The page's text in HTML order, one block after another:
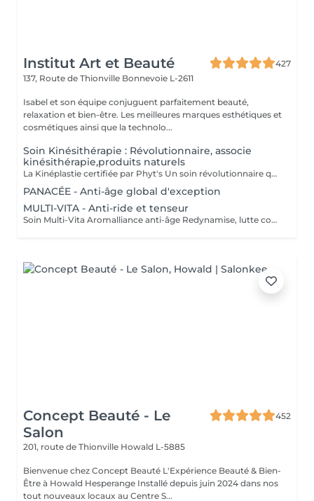
Institut Art et Beauté
427
137, Route de Thionville Bonnevoie L-2611
Isabel et son équipe conjuguent parfaitement beauté,
relaxation et bien-être. Les meilleures marques esthétiques et
cosmétiques ainsi que la technolo...
Soin Kinésithérapie : Révolutionnaire, associe
kinésithérapie,produits naturels
La Kinéplastie certifiée par Phyt's Un soin révolutionnaire qui associe kinésithérapie et produits naturels pour une approche douce et efficace de la beauté. Utilise des techniques manuelles et des produits bio pour stimuler en profondeur, sans produits chimiques ni interventions invasives Chaque séance est spécialement conçue pour répondre à vos besoins uniques, ciblant les fascias et les muscles pour une solution sur-mesure qui s'adapte parfaitement à votre peau. Oxygénation et Régénération : Stimulez la circulation sanguine et la régénération cellulaire pour améliorer l'élasticité et la fermeté de votre peau, la rendant visiblement plus jeune et tonique. Résultats Immédiats : Obtenez des effets visibles dès la première séance avec un raffermissement et une tonification notables. Chaque soin est conditionné en ampoules individuelles pour assurer une hygiène parfaite, une fraîcheur optimale à chaque application et une utilisation précise des doses. Esthéticiennes Fatima Lisete Marie Francesca La Kinéplastie certifiée par Phyt's est bien plus qu'un simple soin offrant des résultats concrets pour la santé. Offrez-vous ce moment de bien-être pour révéler une peau revitalisée et éclatante.
PANACÉE - Anti-âge global d'exception
MULTI-VITA - Anti-ride et tenseur
Soin Multi-Vita Aromalliance anti-âge Redynamise, lutte contre le vieillissement de la peau Le Soin Multi-Vita certifié bio est un soin multivitaminé redynamisant aux actifs puissants luttant contre les signes du vieillissement cutané de tous les types de peaux matures. Ambiance feutrée, senteurs subtiles et épicées pour ce soin anti-âge. Tout commence par un nettoyage de la peau, suivi du modelage aux huiles bio précieuses anti-âge. Véritable soin tenseur anti-âge, son modelage exclusif aux baguettes cible précisément les rides pour une action renforcée. Les tissus sont stimulés, remodelés, les échanges relancés. Relaxation intense lors de la pose du masque, qui précède l'application de la Crème Absolue certifiée bio, pour une beauté à son apogée. Convient pour : Tous types de peaux matures
Concept Beauté - Le
Salon
452
201, route de Thionville Howald L-5885
Bienvenue chez Concept Beauté L'Expérience Beauté & Bien-
Être à Howald Hesperange Installé depuis juin 2024 dans nos
tout nouveaux locaux au Centre S...